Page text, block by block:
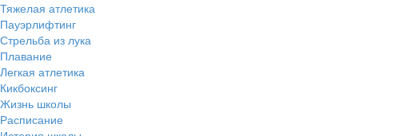
Тяжелая атлетика
Пауэрлифтинг
Стрельба из лука
Плавание
Легкая атлетика
Кикбоксинг
Жизнь школы
Расписание